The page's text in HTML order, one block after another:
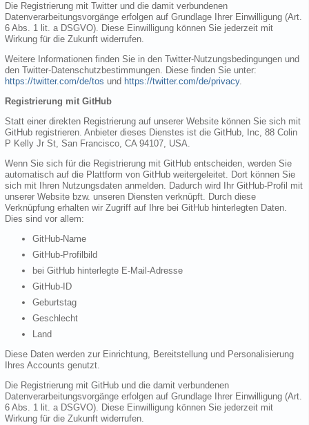
Die Registrierung mit Twitter und die damit verbundenen
Datenverarbeitungsvorgänge erfolgen auf Grundlage Ihrer Einwilligung (Art.
6 Abs. 1 lit. a DSGVO). Diese Einwilligung können Sie jederzeit mit
Wirkung für die Zukunft widerrufen.
Weitere Informationen finden Sie in den Twitter-Nutzungsbedingungen und
den Twitter-Datenschutzbestimmungen. Diese finden Sie unter:
https://twitter.com/de/tos und https://twitter.com/de/privacy.
Registrierung mit GitHub
Statt einer direkten Registrierung auf unserer Website können Sie sich mit
GitHub registrieren. Anbieter dieses Dienstes ist die GitHub, Inc, 88 Colin
P Kelly Jr St, San Francisco, CA 94107, USA.
Wenn Sie sich für die Registrierung mit GitHub entscheiden, werden Sie
automatisch auf die Plattform von GitHub weitergeleitet. Dort können Sie
sich mit Ihren Nutzungsdaten anmelden. Dadurch wird Ihr GitHub-Profil mit
unserer Website bzw. unseren Diensten verknüpft. Durch diese
Verknüpfung erhalten wir Zugriff auf Ihre bei GitHub hinterlegten Daten.
Dies sind vor allem:
GitHub-Name
GitHub-Profilbild
bei GitHub hinterlegte E-Mail-Adresse
GitHub-ID
Geburtstag
Geschlecht
Land
Diese Daten werden zur Einrichtung, Bereitstellung und Personalisierung
Ihres Accounts genutzt.
Die Registrierung mit GitHub und die damit verbundenen
Datenverarbeitungsvorgänge erfolgen auf Grundlage Ihrer Einwilligung (Art.
6 Abs. 1 lit. a DSGVO). Diese Einwilligung können Sie jederzeit mit
Wirkung für die Zukunft widerrufen.